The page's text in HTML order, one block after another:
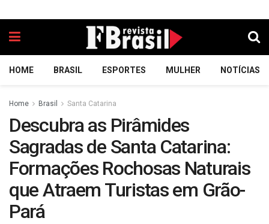
HOME BRASIL ESPORTES MULHER NOTÍCIAS
Home Brasil Santa Catarina
Descubra as Pirâmides
Sagradas de Santa Catarina:
Formações Rochosas Naturais
que Atraem Turistas em Grão-
Pará